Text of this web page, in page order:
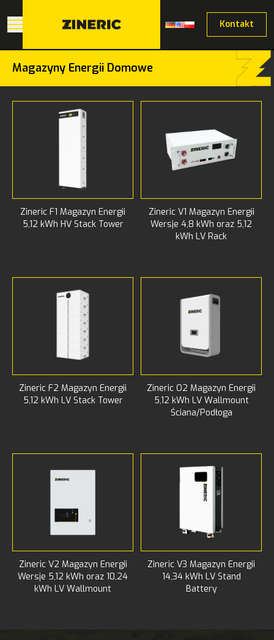
Kontakt
Magazyny Energii Domowe
Zineric F1 Magazyn Energii
5,12 kWh HV Stack Tower
Zineric V1 Magazyn Energii
Wersje 4,8 kWh oraz 5,12
kWh LV Rack
Zineric F2 Magazyn Energii
5,12 kWh LV Stack Tower
Zineric O2 Magazyn Energii
5,12 kWh LV Wallmount
Ściana/Podłoga
Zineric V2 Magazyn Energii
Wersje 5,12 kWh oraz 10,24
kWh LV Wallmount
Zineric V3 Magazyn Energii
14,34 kWh LV Stand
Battery